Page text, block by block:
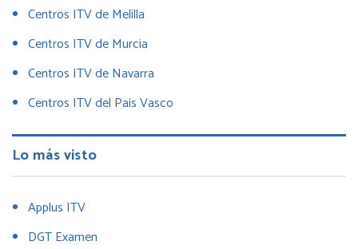
Centros ITV de Melilla
Centros ITV de Murcia
Centros ITV de Navarra
Centros ITV del Pais Vasco
Lo más visto
Applus ITV
DGT Examen